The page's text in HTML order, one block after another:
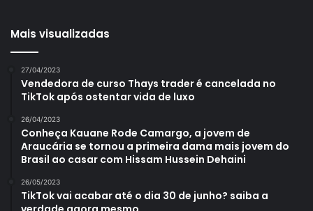
Mais visualizadas
27/04/2023
Vendedora de curso Thays trader é cancelada no
TikTok após ostentar vida de luxo
26/04/2023
Conheça Kauane Rode Camargo, a jovem de
Araucária se tornou a primeira dama mais jovem do
Brasil ao casar com Hissam Hussein Dehaini
26/05/2023
TikTok vai acabar até o dia 30 de junho? saiba a